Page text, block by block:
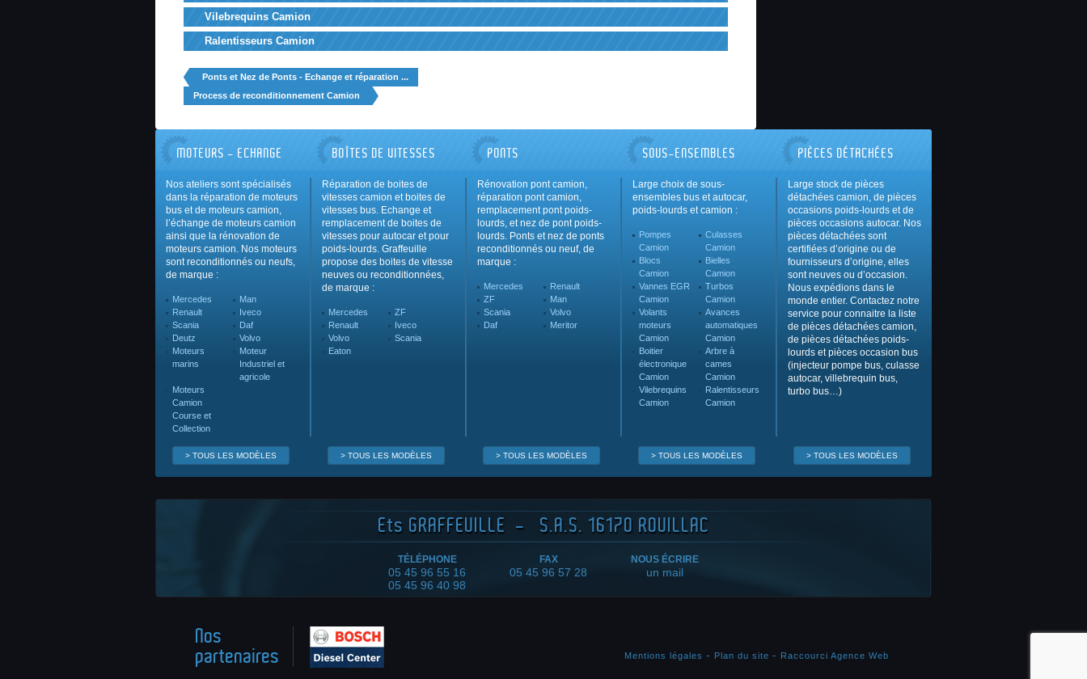
Vilebrequins Camion
Ralentisseurs Camion
Ponts et Nez de Ponts - Echange et réparation ...
Process de reconditionnement Camion
MOTEURS - ECHANGE
Nos ateliers sont spécialisés
dans la réparation de moteurs
bus et de moteurs camion,
l’échange de moteurs camion
ainsi que la rénovation de
moteurs camion. Nos moteurs
sont reconditionnés ou neufs,
de marque :
Mercedes
Man
Renault
Iveco
Scania
Daf
Deutz
Volvo
Moteurs
marins
Moteur
Industriel et
agricole
Moteurs
Camion
Course et
Collection
> TOUS LES MODÈLES
BOÎTES DE VITESSES
Réparation de boites de
vitesses camion et boites de
vitesses bus. Echange et
remplacement de boites de
vitesses pour autocar et pour
poids-lourds. Graffeuille
propose des boites de vitesse
neuves ou reconditionnées,
de marque :
Mercedes
ZF
Renault
Iveco
Volvo
Scania
Eaton
> TOUS LES MODÈLES
PONTS
Rénovation pont camion,
réparation pont camion,
remplacement pont poids-
lourds, et nez de pont poids-
lourds. Ponts et nez de ponts
reconditionnés ou neuf, de
marque :
Mercedes
Renault
ZF
Man
Scania
Volvo
Daf
Meritor
> TOUS LES MODÈLES
SOUS-ENSEMBLES
Large choix de sous-
ensembles bus et autocar,
poids-lourds et camion :
Pompes
Camion
Culasses
Camion
Blocs
Camion
Bielles
Camion
Vannes EGR
Camion
Turbos
Camion
Volants
moteurs
Camion
Avances
automatiques
Camion
Boitier
électronique
Camion
Arbre à
cames
Camion
Vilebrequins
Camion
Ralentisseurs
Camion
> TOUS LES MODÈLES
PIÈCES DÉTACHÉES
Large stock de pièces
détachées camion, de pièces
occasions poids-lourds et de
pièces occasions autocar. Nos
pièces détachées sont
certifiées d’origine ou de
fournisseurs d’origine, elles
sont neuves ou d’occasion.
Nous expédions dans le
monde entier. Contactez notre
service pour connaitre la liste
de pièces détachées camion,
de pièces détachées poids-
lourds et pièces occasion bus
(injecteur pompe bus, culasse
autocar, villebrequin bus,
turbo bus…)
> TOUS LES MODÈLES
Ets GRAFFEUILLE - S.A.S. 16170 ROUILLAC
TÉLÉPHONE
05 45 96 55 16
05 45 96 40 98
FAX
05 45 96 57 28
NOUS ÉCRIRE
un mail
Nos
partenaires
Mentions légales Plan du site Raccourci Agence Web